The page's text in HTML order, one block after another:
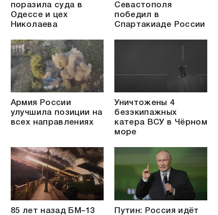
поразила суда в
Одессе и цех
Николаева
Севастополя
победил в
Спартакиаде России
Армия России
улучшила позиции на
всех направлениях
Уничтожены 4
безэкипажных
катера ВСУ в Чёрном
море
85 лет назад БМ–13
Путин: Россия идёт